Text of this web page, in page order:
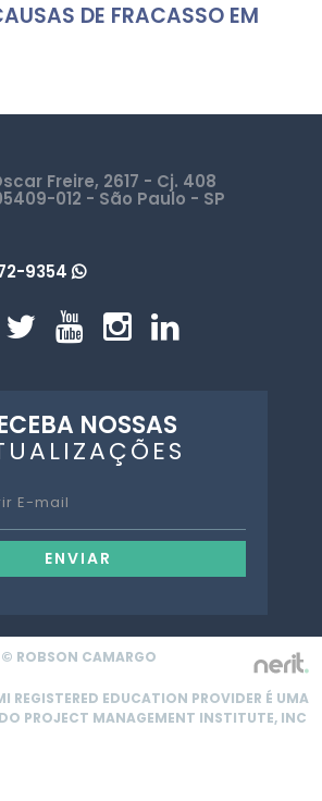
DE FRACASSO EM
Freire, 2617 - Cj. 408
012 - São Paulo - SP
9354
NOSSAS
ENVIAR
© ROBSON CAMARGO
REGISTERED EDUCATION PROVIDER É UMA
PROJECT MANAGEMENT INSTITUTE, INC